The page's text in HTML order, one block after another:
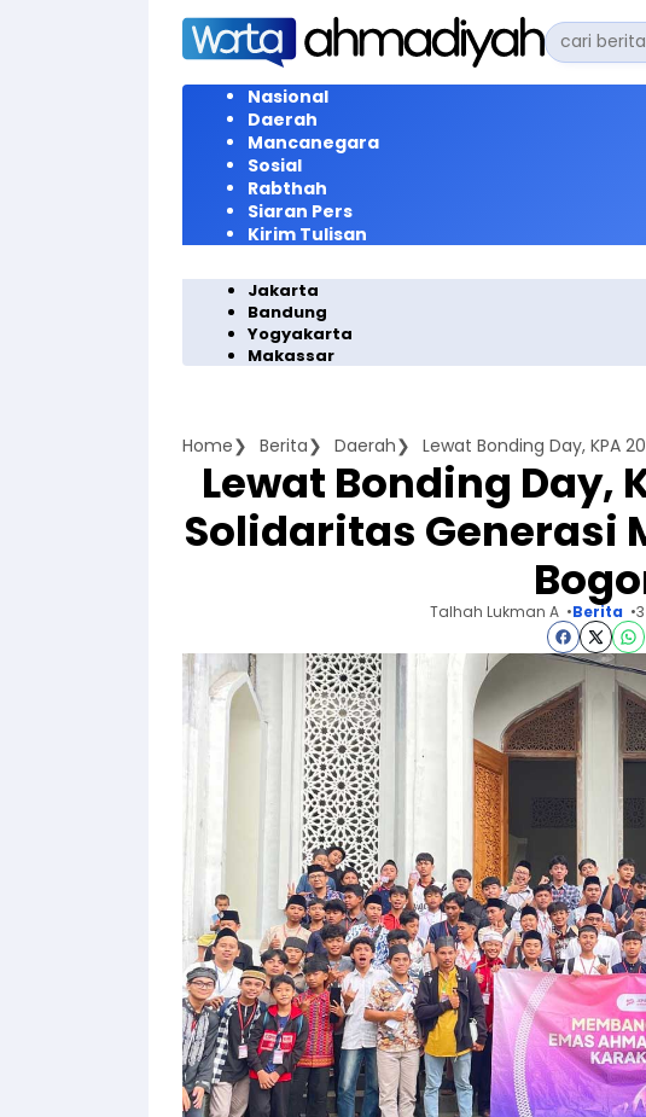
Langsung
konten
Pencarian
untuk:
Nasional
Daerah
Mancanegara
Sosial
Rabthah
Siaran Pers
Kirim Tulisan
Jakarta
Bandung
Yogyakarta
Makassar
Home Berita Daerah
Lewat Bonding Day,
Solidaritas Generasi
Talhah Lukman A Berita